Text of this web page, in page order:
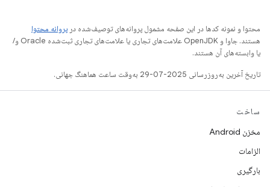
محتوا و نمونه کدها در این صفحه مشمول پروانه‌های توصیف‌شده در پروانه محتوا
هستند. جاوا و OpenJDK علامت‌های تجاری یا علامت‌های تجاری ثبت‌شده Oracle و/
یا وابسته‌های آن هستند.
تاریخ آخرین به‌روزرسانی 2025-07-29 به‌وقت ساعت هماهنگ جهانی.
ساخت
مخزن Android
الزامات
بارگیری